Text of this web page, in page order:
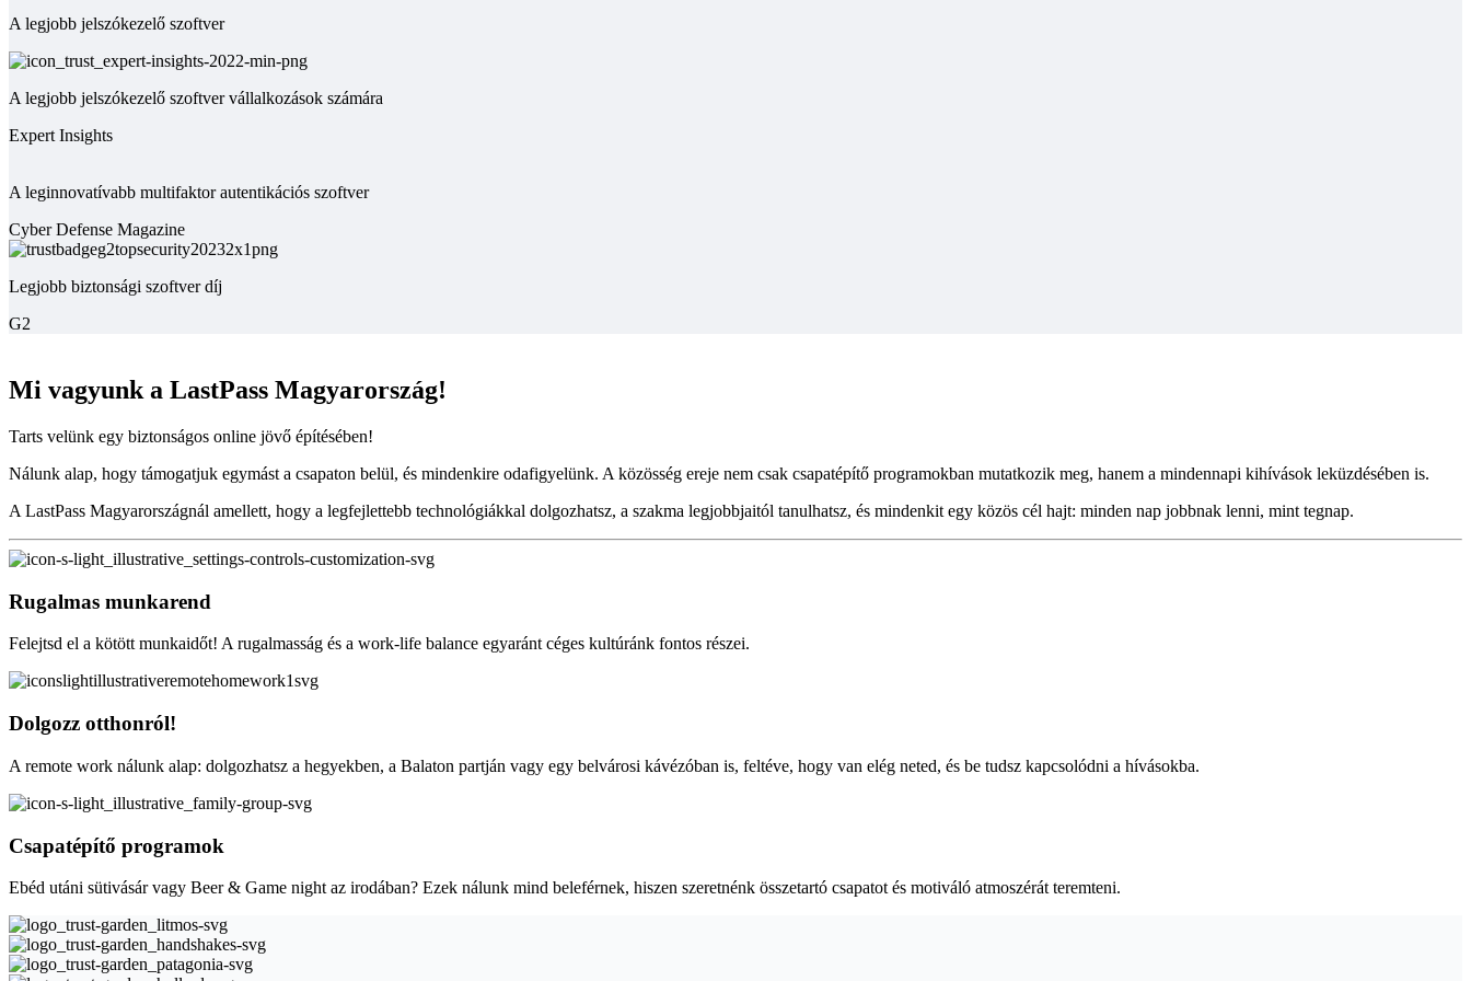
A legjobb jelszókezelő szoftver
A legjobb jelszókezelő szoftver vállalkozások számára
Expert Insights
A leginnovatívabb multifaktor autentikációs szoftver
Cyber Defense Magazine
Legjobb biztonsági szoftver díj
G2
Mi vagyunk a LastPass Magyarország!
Tarts velünk egy biztonságos online jövő építésében!
Nálunk alap, hogy támogatjuk egymást a csapaton belül, és mindenkire odafigyelünk. A közösség ereje nem csak csapatépítő programokban mutatkozik meg, hanem a mindennapi kihívások leküzdésében is.
A LastPass Magyarországnál amellett, hogy a legfejlettebb technológiákkal dolgozhatsz, a szakma legjobbjaitól tanulhatsz, és mindenkit egy közös cél hajt: minden nap jobbnak lenni, mint tegnap.
Rugalmas munkarend
Felejtsd el a kötött munkaidőt! A rugalmasság és a work-life balance egyaránt céges kultúránk fontos részei.
Dolgozz otthonról!
A remote work nálunk alap: dolgozhatsz a hegyekben, a Balaton partján vagy egy belvárosi kávézóban is, feltéve, hogy van elég neted, és be tudsz kapcsolódni a hívásokba.
Csapatépítő programok
Ebéd utáni sütivásár vagy Beer & Game night az irodában? Ezek nálunk mind beleférnek, hiszen szeretnénk összetartó csapatot és motiváló atmoszérát teremteni.